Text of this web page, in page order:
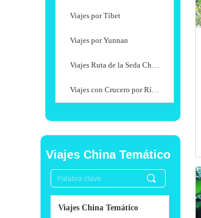
Viajes por Tíbet
Viajes por Yunnan
Viajes Ruta de la Seda China
Viajes con Crucero por Río Yangtze
Viajes China Temático
Viajes China Temático
끠